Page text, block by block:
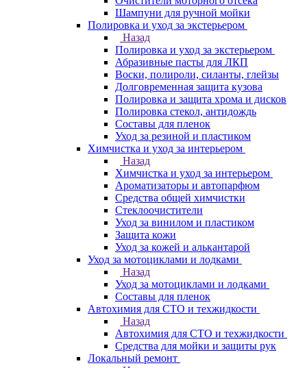
Шампуни для ручной мойки
Полировка и уход за экстерьером
Назад
Полировка и уход за экстерьером
Абразивные пасты для ЛКП
Воски, полироли, силанты, глейзы
Долговременная защита кузова
Полировка и защита хрома и дисков
Полировка стекол, антидождь
Составы для пленок
Уход за резиной и пластиком
Химчистка и уход за интерьером
Назад
Химчистка и уход за интерьером
Ароматизаторы и автопарфюм
Средства общей химчистки
Стеклоочистители
Уход за винилом и пластиком
Защита кожи
Уход за кожей и алькантарой
Уход за мотоциклами и лодками
Назад
Уход за мотоциклами и лодками
Составы для пленок
Автохимия для СТО и техжидкости
Назад
Автохимия для СТО и техжидкости
Средства для мойки и защиты рук
Локальный ремонт